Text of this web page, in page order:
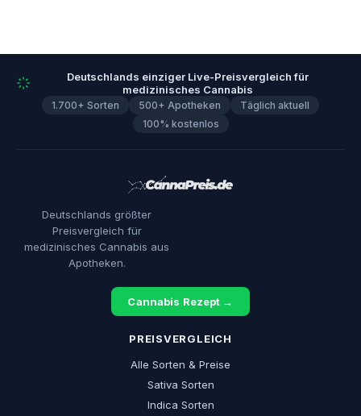
Deutschlands einziger Live-Preisvergleich für
medizinisches Cannabis
1.700+ Sorten 500+ Apotheken
Täglich aktuell
100% kostenlos
Deutschlands größter
Preisvergleich für
medizinisches Cannabis aus
Apotheken.
Cannabis Rezept →
PREISVERGLEICH
Alle Sorten & Preise
Sativa Sorten
Indica Sorten